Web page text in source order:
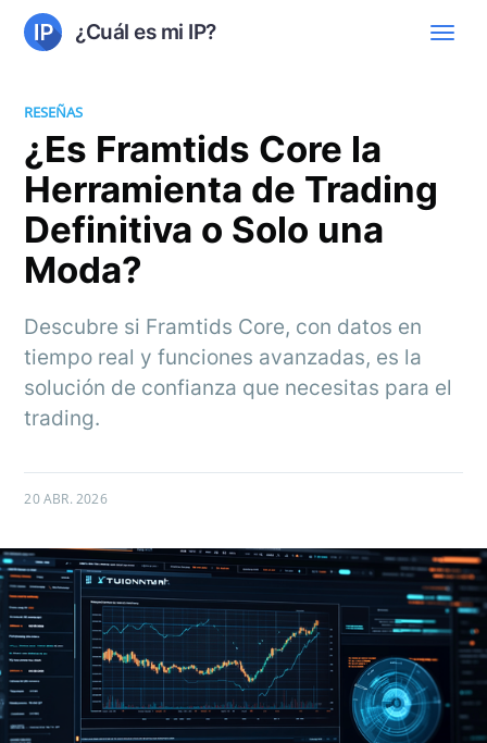
¿Cuál es mi IP?
RESEÑAS
¿Es Framtids Core la
Herramienta de Trading
Definitiva o Solo una
Moda?
Descubre si Framtids Core, con datos en
tiempo real y funciones avanzadas, es la
solución de confianza que necesitas para el
trading.
20 ABR. 2026